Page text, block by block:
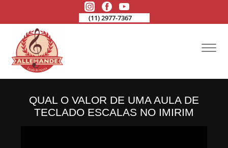
(11) 2977-7367
QUAL O VALOR DE UMA AULA DE
TECLADO ESCALAS NO IMIRIM